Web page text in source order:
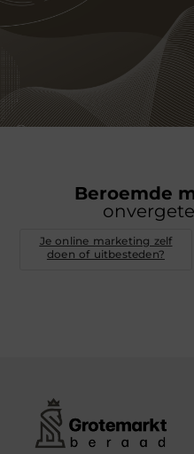
Beroemde
Je online marketing zelf
doen of uitbesteden?